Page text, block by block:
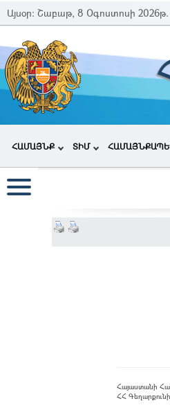
Այսօր: Շաբաթ, 8 Օգոստոսի 2026թ.
ՀԱՄԱՅՆՔ ՏԻՄ
Հայաստանի
ՀՀ